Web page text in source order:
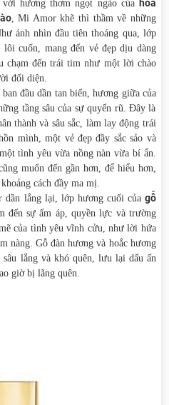
hương thơm ngọt ngào của hoa
, Mi Amor khẽ thì thầm về những
ánh nhìn đầu tiên thoáng qua, lớp
cuốn, mang đến vẻ đẹp dịu dàng
chạm đến trái tim như một lời chào
đối diện.
đầu dần tan biến, hương giữa của
tầng sâu của sự quyến rũ. Đây là
thành và sâu sắc, làm lay động trái
mình, một vẻ đẹp đầy sắc sảo và
tình yêu vừa nồng nàn vừa bí ẩn.
muốn đến gần hơn, để hiểu hơn,
cách đầy ma mị.
lắng lại, lớp hương cuối của gỗ
đến sự ấm áp, quyền lực và trường
của tình yêu vĩnh cửu, như lời hứa
nàng. Gỗ đàn hương và hoắc hương
lắng và khó quên, lưu lại dấu ấn
giờ bị lãng quên.